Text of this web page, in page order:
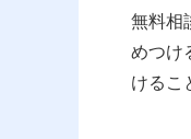
無料相
めつけ
けるこ